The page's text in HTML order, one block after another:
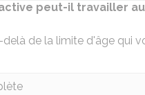
peut-il travailler
de la limite d'âge qui